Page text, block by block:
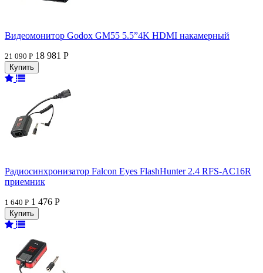
Видеомонитор Godox GM55 5.5”4K HDMI накамерный
21 090 Р 18 981 Р
Радиосинхронизатор Falcon Eyes FlashHunter 2.4 RFS-AC16R
приемник
1 640 Р 1 476 Р